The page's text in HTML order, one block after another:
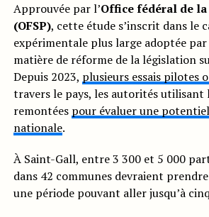
Approuvée par l’Office fédéral de
(OFSP), cette étude s’inscrit dans le
expérimentale plus large adoptée par
matière de réforme de la législation
Depuis 2023, plusieurs essais pilotes
travers le pays, les autorités utilisant
remontées pour évaluer une
nationale.
À Saint-Gall, entre 3 300 et 5 000
dans 42 communes devraient
une période pouvant aller jusqu’à